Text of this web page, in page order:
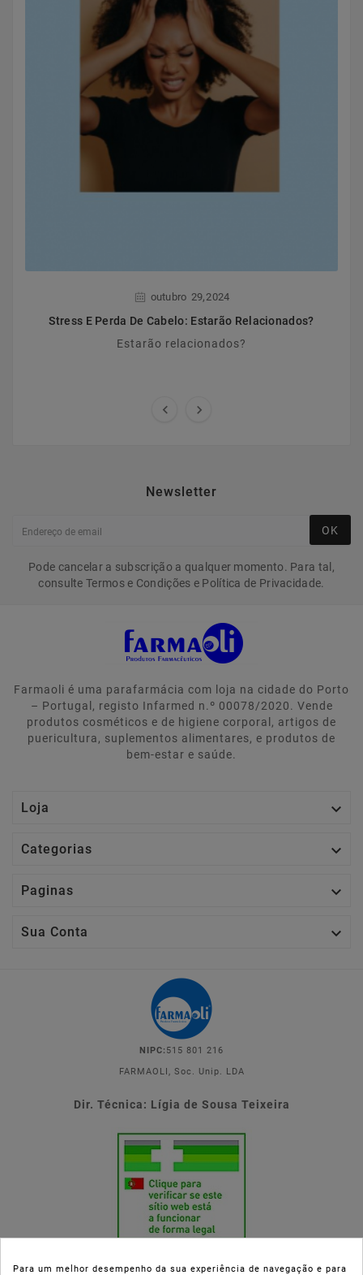
outubro 29, 2024
Stress E Perda De Cabelo: Estarão Relacionados?
Estarão relacionados?
 
Newsletter
OK
Pode cancelar a subscrição a qualquer momento. Para tal,
consulte Termos e Condições e Política de Privacidade.
Farmaoli é uma parafarmácia com loja na cidade do Porto
– Portugal, registo Infarmed n.º 00078/2020. Vende
produtos cosméticos e de higiene corporal, artigos de
puericultura, suplementos alimentares, e produtos de
bem-estar e saúde.
Loja 
Categorias 
Paginas 
Sua Conta 
NIPC: 515 801 216
FARMAOLI, Soc. Unip. LDA
Dir. Técnica: Lígia de Sousa Teixeira
Para um melhor desempenho da sua experiência de navegação e para